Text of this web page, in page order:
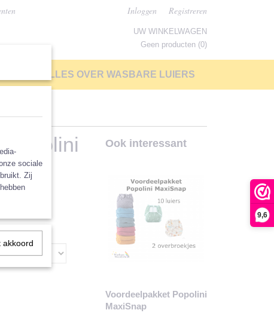
9,6
Inloggen Registreren
UW WINKELWAGEN
Geen producten (0)
ALLES OVER WASBARE LUIERS
Ook interessant
Voordeelpakket Popolini
MaxiSnap
sociale
Zij
akkoord